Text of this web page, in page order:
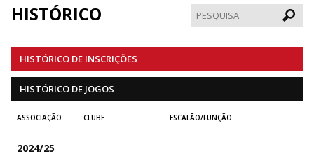
HISTÓRICO
HISTÓRICO DE INSCRIÇÕES
HISTÓRICO DE JOGOS
ASSOCIAÇÃO CLUBE ESCALÃO/FUNÇÃO
2024/25